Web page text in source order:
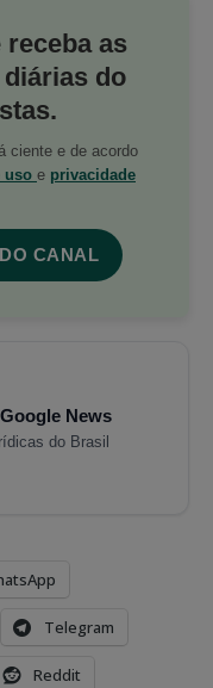
as
do
ciente e de acordo
uso e privacidade
CANAL
News
do Brasil
Telegram
Reddit